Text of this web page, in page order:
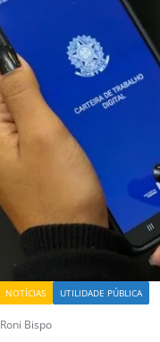
NOTÍCIAS UTILIDADE PÚBLICA
Roni Bispo